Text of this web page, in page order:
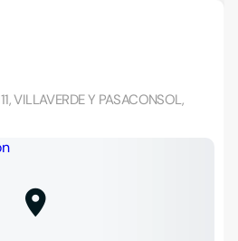
VILLAVERDE Y PASACONSOL,